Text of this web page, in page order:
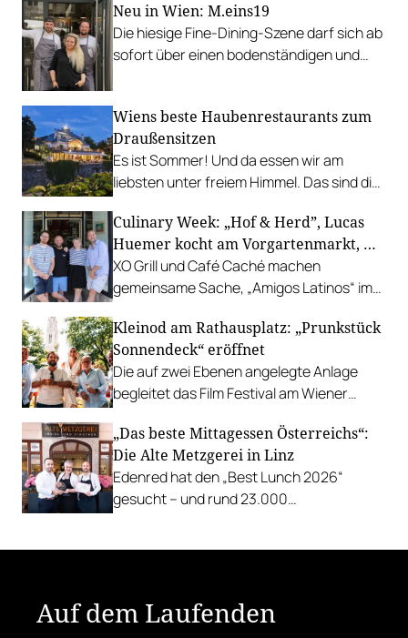
Neu in Wien: M.eins19
Die hiesige Fine-Dining-Szene darf sich ab
sofort über einen bodenständigen und
Wiens beste Haubenrestaurants zum
Draußensitzen
Es ist Sommer! Und da essen wir am
liebsten unter freiem Himmel. Das sind die
Gastgarten.
Culinary Week: „Hof & Herd”, Lucas
Huemer kocht am Vorgartenmarkt, …
XO Grill und Café Caché machen
gemeinsame Sache, „Amigos Latinos“ im
Richard Rauch kocht in der Riederalm
u.v.m.
Kleinod am Rathausplatz: „Prunkstück
Sonnendeck“ eröffnet
Die auf zwei Ebenen angelegte Anlage
begleitet das Film Festival am Wiener
mit Cocktails, Snacks und
Veranstaltungsprogramm.
„Das beste Mittagessen Österreichs“:
Die Alte Metzgerei in Linz
Edenred hat den „Best Lunch 2026“
gesucht – und rund 23.000
Auf dem Laufenden